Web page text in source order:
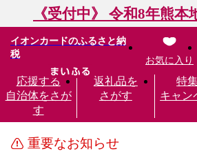
《受付中》 令和8年熊本
イオンカードのふるさと納
税
応援する
自治体をさが
す
返礼品を
さがす
特
キャン
お気に入り
重要なお知らせ